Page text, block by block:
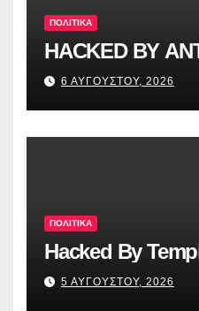
ΠΟΛΙΤΙΚΑ
HACKED BY
6 ΑΥΓΟΥΣΤΟΥ, 2026
ΠΟΛΙΤΙΚΑ
Hacked By
5 ΑΥΓΟΥΣΤΟΥ, 2026